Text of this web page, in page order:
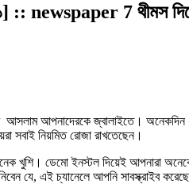
২১] :: newspaper 7
আপনাদেরকে জ্বালাইতে। অনেকদিন
সবাই নিয়মিত রোজা রাখতেছেন।
খুশি। ডেমো ইনস্টল দিয়েই আপনারা
যে, এই চ্যানেলে আপনি সাবস্ক্রাইব